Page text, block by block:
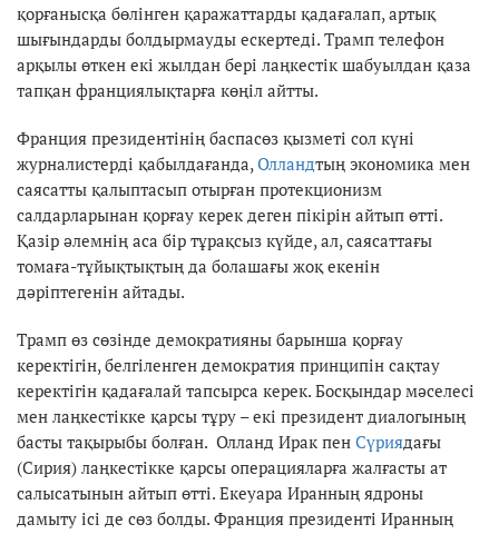
қорғанысқа бөлінген қаражаттарды қадағалап, артық
шығындарды болдырмауды ескертеді. Трамп телефон
арқылы өткен екі жылдан бері лаңкестік шабуылдан қаза
тапқан франциялықтарға көңіл айтты.
Франция президентінің баспасөз қызметі сол күні
журналистерді қабылдағанда, Олландтың экономика мен
саясатты қалыптасып отырған протекционизм
салдарларынан қорғау керек деген пікірін айтып өтті.
Қазір әлемнің аса бір тұрақсыз күйде, ал, саясаттағы
томаға-тұйықтықтың да болашағы жоқ екенін
дәріптегенін айтады.
Трамп өз сөзінде демократияны барынша қорғау
керектігін, белгіленген демократия принципін сақтау
керектігін қадағалай тапсырса керек. Босқындар мәселесі
мен лаңкестікке қарсы тұру – екі президент диалогының
басты тақырыбы болған. Олланд Ирак пен Сүриядағы
(Сирия) лаңкестікке қарсы операцияларға жалғасты ат
салысатынын айтып өтті. Екеуара Иранның ядроны
дамыту ісі де сөз болды. Франция президенті Иранның